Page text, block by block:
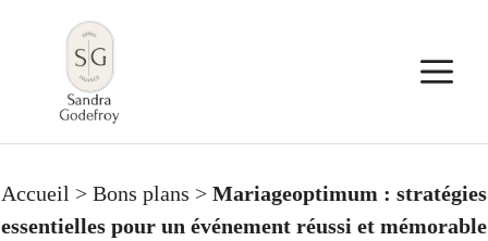
contenu
Accueil > Bons plans > Mariageoptimum : stratégies
essentielles pour un événement réussi et mémorable